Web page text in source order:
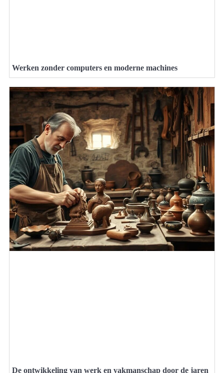
Werken zonder computers en moderne machines
De ontwikkeling van werk en vakmanschap door de jaren